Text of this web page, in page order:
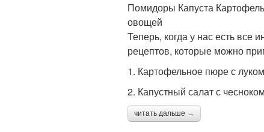
Помидоры Капуста
овощей
Теперь, когда у нас есть все
рецептов, которые можно
1. Картофельное пюре с
2. Капустный салат с
читать дальше →